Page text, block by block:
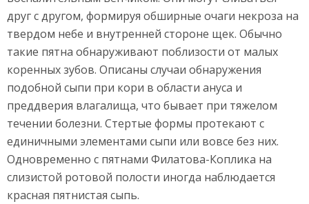
друг с другом, формируя обширные очаги некроза на
твердом небе и внутренней стороне щек. Обычно
такие пятна обнаруживают поблизости от малых
коренных зубов. Описаны случаи обнаружения
подобной сыпи при кори в области ануса и
преддверия влагалища, что бывает при тяжелом
течении болезни. Стертые формы протекают с
единичными элементами сыпи или вовсе без них.
Одновременно с пятнами Филатова-Коплика на
слизистой ротовой полости иногда наблюдается
красная пятнистая сыпь.